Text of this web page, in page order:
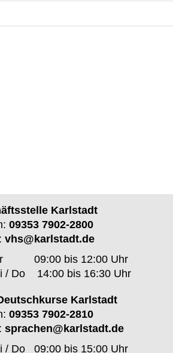
Karlstadt
09353 7902-2800
vhs@karlstadt.de
09:00 bis 12:00 Uhr
/ Do
14:00 bis 16:30 Uhr
Karlstadt
09353 7902-2810
sprachen@karlstadt.de
/ Do 09:00 bis 15:00 Uhr